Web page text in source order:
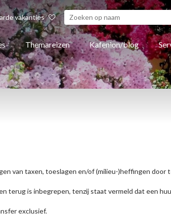
vakanties
Themareizen Kafenion/blog
van taxen, toeslagen en/of (milieu-)heffingen door
terug is inbegrepen, tenzij staat vermeld dat een
exclusief.